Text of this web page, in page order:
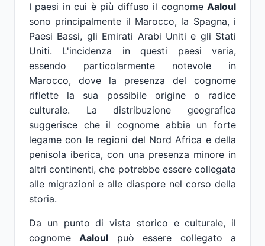
I paesi in cui è più diffuso il cognome Aaloul
sono principalmente il Marocco, la Spagna, i
Paesi Bassi, gli Emirati Arabi Uniti e gli Stati
Uniti. L'incidenza in questi paesi varia,
essendo particolarmente notevole in
Marocco, dove la presenza del cognome
riflette la sua possibile origine o radice
culturale. La distribuzione geografica
suggerisce che il cognome abbia un forte
legame con le regioni del Nord Africa e della
penisola iberica, con una presenza minore in
altri continenti, che potrebbe essere collegata
alle migrazioni e alle diaspore nel corso della
storia.
Da un punto di vista storico e culturale, il
cognomeAaloul può essere collegato a